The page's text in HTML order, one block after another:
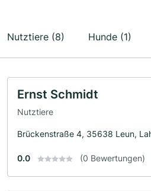
Nutztiere (8) Hunde (1)
Ernst Schmidt
Nutztiere
Brückenstraße 4, 35638 Leun,
0.0 (0 Bewertungen)